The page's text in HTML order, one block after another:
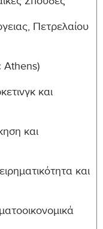
3 6
3
3
3
3 6
Πετρελαίου
Athens)
και
και
και